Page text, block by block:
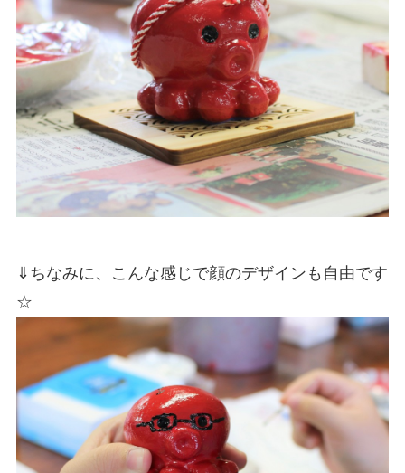
⇓ちなみに、こんな感じで顔のデザインも自由です
☆